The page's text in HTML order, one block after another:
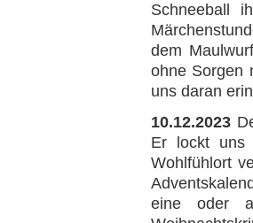
Schneeball
dem
ohne Sorgen
uns daran
10.12.2023
Er lockt uns
Wohlfühlort
eine oder